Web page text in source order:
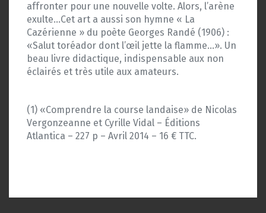
affronter pour une nouvelle volte. Alors, l’arène
exulte…Cet art a aussi son hymne « La
Cazérienne » du poète Georges Randé (1906) :
«Salut toréador dont l’œil jette la flamme…». Un
beau livre didactique, indispensable aux non
éclairés et très utile aux amateurs.
(1) «Comprendre la course landaise» de Nicolas
Vergonzeanne et Cyrille Vidal – Éditions
Atlantica – 227 p – Avril 2014 – 16 € TTC.